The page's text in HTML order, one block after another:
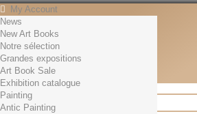
My Account
Contact
English
English
Français
News
News
New Art Books
Notre sélection
Grandes expositions
Art Book Sale
Exhibition catalogue
Painting
Antic Painting